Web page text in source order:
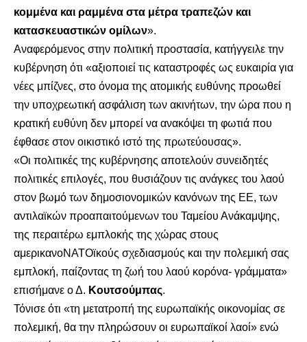
κομμένα και ραμμένα στα μέτρα τραπεζών και
κατασκευαστικών ομίλων».
Αναφερόμενος στην πολιτική προστασία, κατήγγειλε την
κυβέρνηση ότι «αξιοποιεί τις καταστροφές ως ευκαιρία για
νέες μπίζνες, στο όνομα της ατομικής ευθύνης προωθεί
την υποχρεωτική ασφάλιση των ακινήτων, την ώρα που η
κρατική ευθύνη δεν μπορεί να ανακόψει τη φωτιά που
έφθασε στον οικιστικό ιστό της πρωτεύουσας».
«Οι πολιτικές της κυβέρνησης αποτελούν συνειδητές
πολιτικές επιλογές, που θυσιάζουν τις ανάγκες του λαού
στον βωμό των δημοσιονομικών κανόνων της ΕΕ, των
αντιλαϊκών προαπαιτούμενων του Ταμείου Ανάκαμψης,
της περαιτέρω εμπλοκής της χώρας στους
αμερικανοΝΑΤΟϊκούς σχεδιασμούς και την πολεμική σας
εμπλοκή, παίζοντας τη ζωή του λαού κορόνα- γράμματα»
επισήμανε ο Δ. Κουτσούμπας.
Τόνισε ότι «τη μετατροπή της ευρωπαϊκής οικονομίας σε
πολεμική, θα την πληρώσουν οι ευρωπαϊκοί λαοί» ενώ